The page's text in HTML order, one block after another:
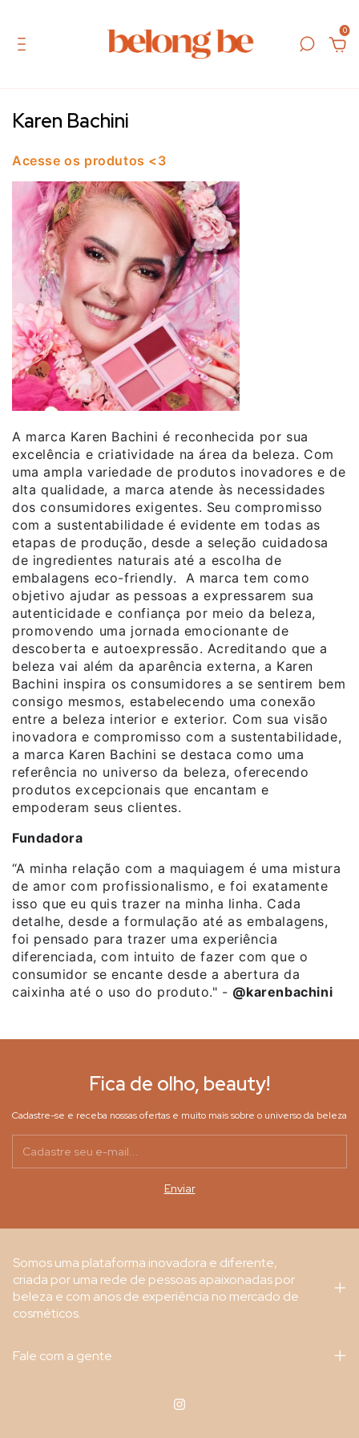
0
Karen Bachini
Acesse os produtos <3
A marca Karen Bachini é reconhecida por sua
excelência e criatividade na área da beleza. Com
uma ampla variedade de produtos inovadores e de
alta qualidade, a marca atende às necessidades
dos consumidores exigentes. Seu compromisso
com a sustentabilidade é evidente em todas as
etapas de produção, desde a seleção cuidadosa
de ingredientes naturais até a escolha de
embalagens eco-friendly. A marca tem como
objetivo ajudar as pessoas a expressarem sua
autenticidade e confiança por meio da beleza,
promovendo uma jornada emocionante de
descoberta e autoexpressão. Acreditando que a
beleza vai além da aparência externa, a Karen
Bachini inspira os consumidores a se sentirem bem
consigo mesmos, estabelecendo uma conexão
entre a beleza interior e exterior. Com sua visão
inovadora e compromisso com a sustentabilidade,
a marca Karen Bachini se destaca como uma
referência no universo da beleza, oferecendo
produtos excepcionais que encantam e
empoderam seus clientes.
Fundadora
“A minha relação com a maquiagem é uma mistura
de amor com profissionalismo, e foi exatamente
isso que eu quis trazer na minha linha. Cada
detalhe, desde a formulação até as embalagens,
foi pensado para trazer uma experiência
diferenciada, com intuito de fazer com que o
consumidor se encante desde a abertura da
caixinha até o uso do produto." - @karenbachini
Fica de olho, beauty!
Cadastre-se e receba nossas ofertas e muito mais sobre o universo da beleza
Somos uma plataforma inovadora e diferente,
criada por uma rede de pessoas apaixonadas por
beleza e com anos de experiência no mercado de
cosméticos.
Fale com a gente